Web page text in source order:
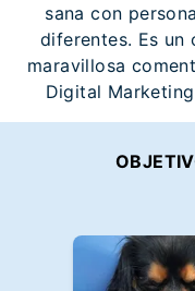
sana con
diferentes. Es un
maravillosa
Digital